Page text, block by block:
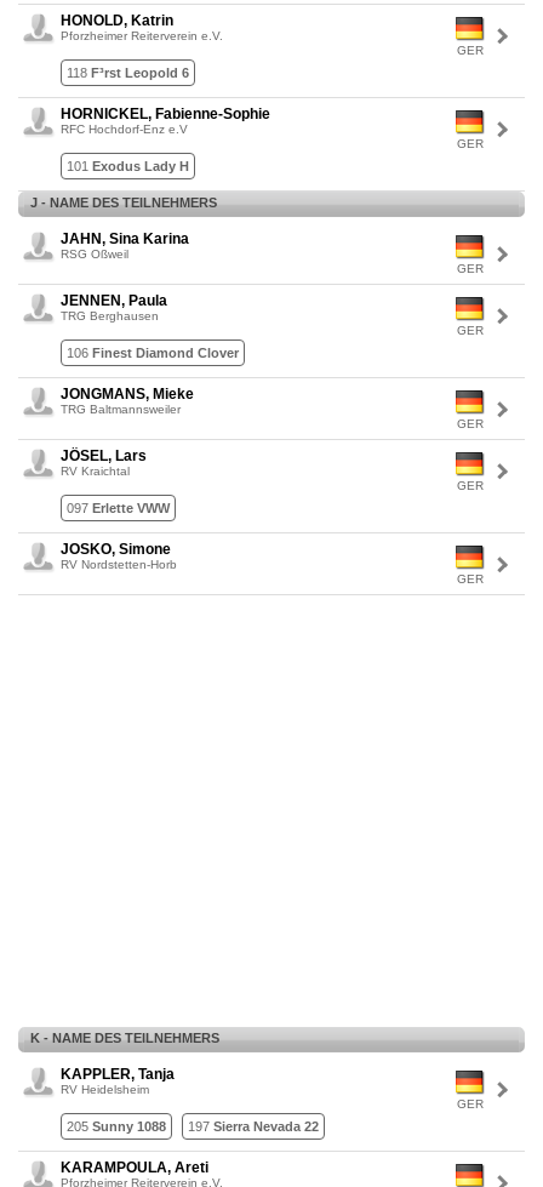
GER
HONOLD, Katrin
Pforzheimer Reiterverein e.V.
118 F³rst Leopold 6
GER
HORNICKEL, Fabienne-Sophie
RFC Hochdorf-Enz e.V
101 Exodus Lady H
J - NAME DES TEILNEHMERS
GER
JAHN, Sina Karina
RSG Oßweil
GER
JENNEN, Paula
TRG Berghausen
106 Finest Diamond Clover
GER
JONGMANS, Mieke
TRG Baltmannsweiler
GER
JÖSEL, Lars
RV Kraichtal
097 Erlette VWW
GER
JOSKO, Simone
RV Nordstetten-Horb
K - NAME DES TEILNEHMERS
GER
KAPPLER, Tanja
RV Heidelsheim
205 Sunny 1088 197 Sierra Nevada 22
KARAMPOULA, Areti
Pforzheimer Reiterverein e.V.